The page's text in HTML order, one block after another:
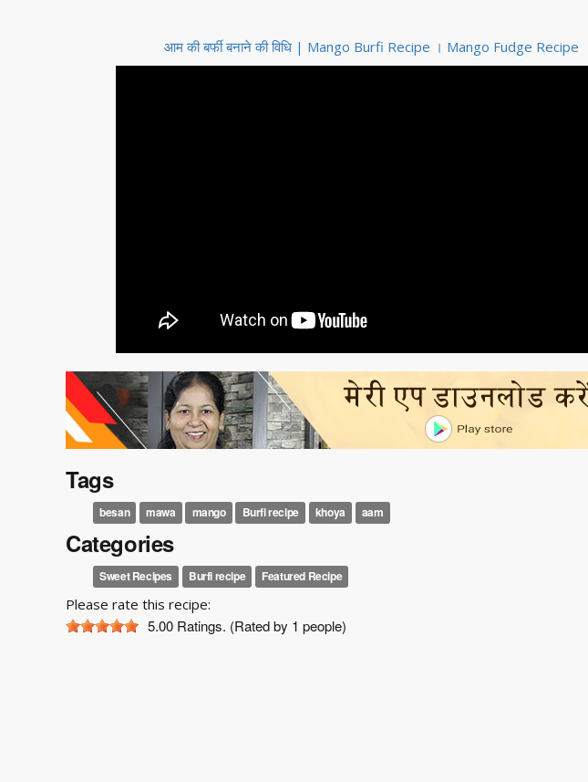
आम की बर्फी बनाने की विधि | Mango Burfi Recipe । Mango Fudge Recipe
Tags
besan mawa mango Burfi recipe khoya aam
Categories
Sweet Recipes Burfi recipe Featured Recipe
Please rate this recipe:
5.00 Ratings. (Rated by 1 people)